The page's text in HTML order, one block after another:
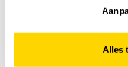
website niet optimaal
Alles